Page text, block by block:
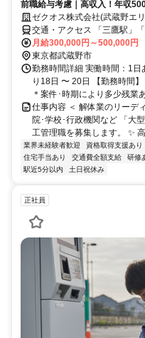
前職給与考慮｜高収入！年収
ゼクオス株式会社(武蔵野エ
交通・アクセス 「三鷹駅」
勤なし
月給300,000円～500,000円
東京都武蔵野市
勤務時間詳細 実働時間：1
り18日 〜 20日 【勤務時間
＊案件･時期により多少残業
仕事内容 ＜ 解体業のリーデ
院･学校･行政機関など 「大
工管理職を募集します。 ✨
業界未経験者歓迎 資格取得支援あり
住宅手当あり
交通費全額支給 研修
駅近5分以内
土日祝休み
正社員